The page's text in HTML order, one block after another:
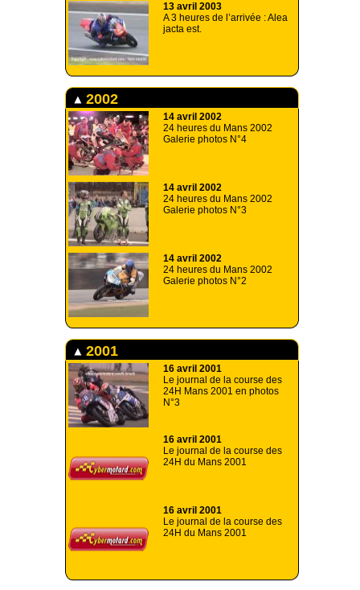
13 avril 2003
A 3 heures de l’arrivée : Alea
jacta est.
2002
14 avril 2002
24 heures du Mans 2002
Galerie photos N°4
14 avril 2002
24 heures du Mans 2002
Galerie photos N°3
14 avril 2002
24 heures du Mans 2002
Galerie photos N°2
2001
16 avril 2001
Le journal de la course des
24H Mans 2001 en photos
N°3
16 avril 2001
Le journal de la course des
24H du Mans 2001
16 avril 2001
Le journal de la course des
24H du Mans 2001